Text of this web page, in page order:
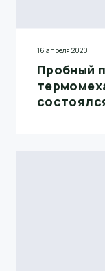
16 апреля 2020
Пробный